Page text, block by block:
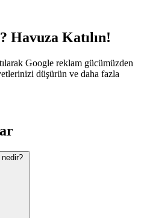
Havuza Katılın!
Google reklam gücümüzden
düşürün ve daha fazla
nedir?